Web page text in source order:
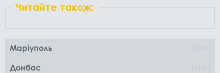
Читайте також:
Маріуполь
Донбас